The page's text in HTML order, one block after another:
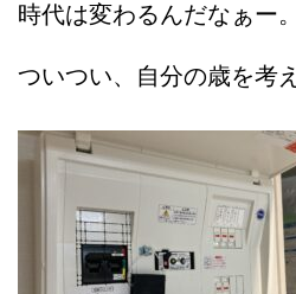
時代は変わるんだなぁー。
ついつい、自分の歳を考